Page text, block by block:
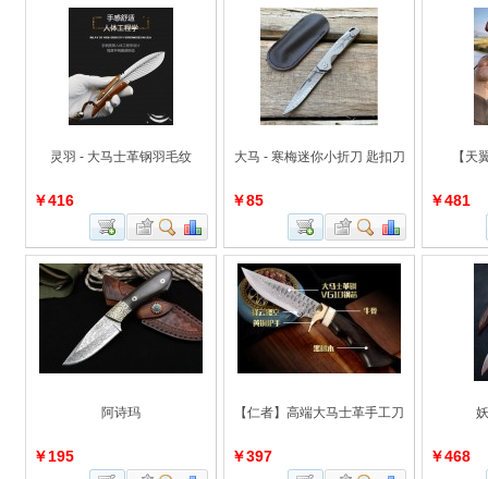
灵羽 - 大马士革钢羽毛纹
￥416
大马 - 寒梅迷你小折刀 匙扣刀
￥85
【天
￥481
阿诗玛
￥195
【仁者】高端大马士革手工刀
￥397 ￥468